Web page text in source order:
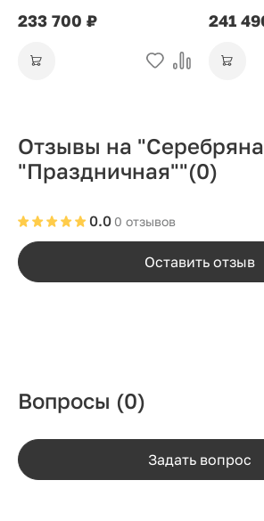
233 700 ₽ 241
Отзывы на
"Праздничная""(0)
0 отзывов
0.0
Оставить отзыв
Вопросы (0)
Задать вопрос